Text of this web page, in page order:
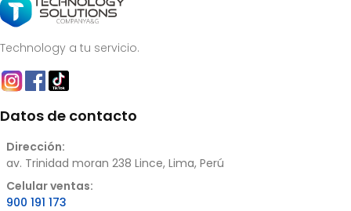
Technology a tu servicio.
Datos de contacto
Dirección:
av. Trinidad moran 238 Lince, Lima, Perú
Celular ventas:
900 191 173